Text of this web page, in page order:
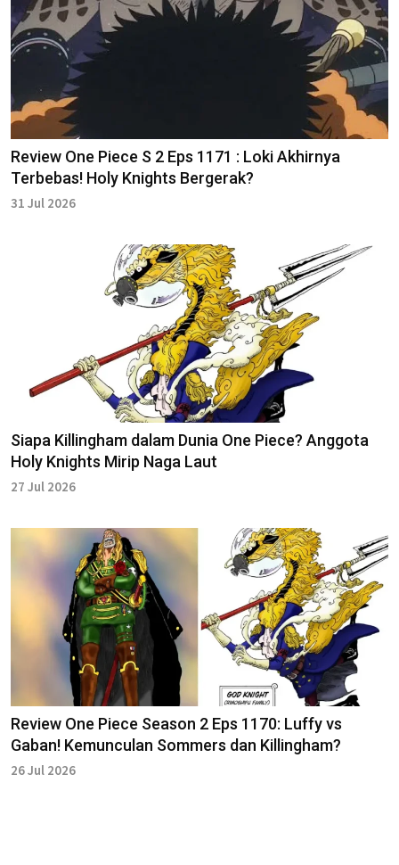
Review One Piece S 2 Eps 1171 : Loki Akhirnya
Terbebas! Holy Knights Bergerak?
31 Jul 2026
Siapa Killingham dalam Dunia One Piece? Anggota
Holy Knights Mirip Naga Laut
27 Jul 2026
Review One Piece Season 2 Eps 1170: Luffy vs
Gaban! Kemunculan Sommers dan Killingham?
26 Jul 2026